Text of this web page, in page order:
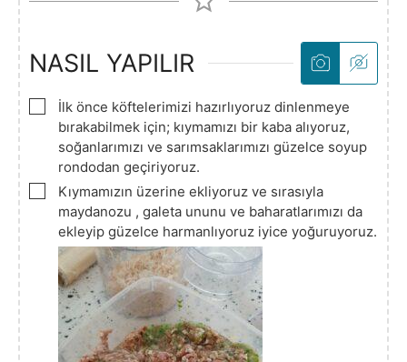
NASIL YAPILIR
▢
İlk önce köftelerimizi hazırlıyoruz dinlenmeye
bırakabilmek için; kıymamızı bir kaba alıyoruz,
soğanlarımızı ve sarımsaklarımızı güzelce soyup
rondodan geçiriyoruz.
▢
Kıymamızın üzerine ekliyoruz ve sırasıyla
maydanozu , galeta ununu ve baharatlarımızı da
ekleyip güzelce harmanlıyoruz iyice yoğuruyoruz.